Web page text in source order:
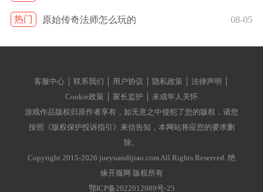
热门 原始传奇法师怎么玩的 08-05
客服中心 │ 联系我们 │ 用户协议 │ 隐私政策 │ 法律声明 │
Cookie政策 │ 家长监护 │ 未成年人关怀
游戏作品版权归原作者享有，如无意之中侵犯了您的版权，请您
按照《版权保护投诉指引》来信告知，本网站将应您的要求删
除。
Copyright 2015-2026 jueyuandijiao.com All Rights Reserved. 绝
缘开服网 版权所有
鄂ICP备2022012989号-25